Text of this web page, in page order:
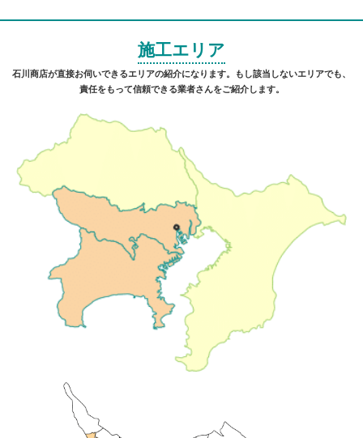
施工エリア
石川商店が直接お伺いできるエリアの紹介になります。もし該当しないエリアでも、
責任をもって信頼できる業者さんをご紹介します。